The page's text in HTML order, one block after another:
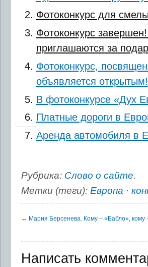
Фотоконкурс для
Фотоконкурс
приглашаются за
Фотоконкурс,
объявляется открытым!
В фотоконкурсе «Дух
Платные дороги в
Аренда автомобиля в
Рубрика: Слово о сайте.
Метки (теги): Европа ·
← Мария Берсенева. Кому – «Бабло»,
Написать